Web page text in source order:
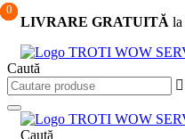
Sari
conținut
LIVRARE GRATUITĂ la
0
Caută
Caută
0
0